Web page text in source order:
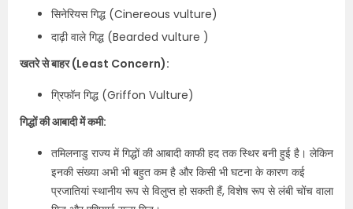
सिनेरियस गिद्ध (Cinereous vulture)
दाढ़ी वाले गिद्ध (Bearded vulture )
खतरे से बाहर (Least Concern):
ग्रिफॉन गिद्ध (Griffon Vulture)
गिद्धों की आबादी में कमी:
तमिलनाडु राज्य में गिद्धों की आबादी काफी हद तक स्थिर बनी हुई है। लेकिन
इनकी संख्या अभी भी बहुत कम है और किसी भी घटना के कारण कई
प्रजातियां स्थानीय रूप से विलुप्त हो सकती हैं, विशेष रूप से लंबी चोंच वाला